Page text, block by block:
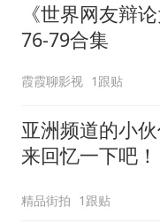
《世界网友辩
76-79合集
霞霞聊影视 1跟贴
亚洲频道的小
来回忆一下吧！
精品街拍 1跟贴